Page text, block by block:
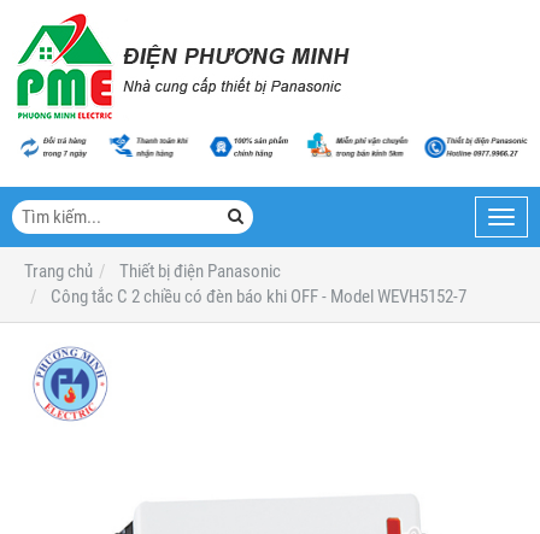
Trang chủ
Thiết bị điện Panasonic
Công tắc C 2 chiều có đèn báo khi OFF - Model WEVH5152-7